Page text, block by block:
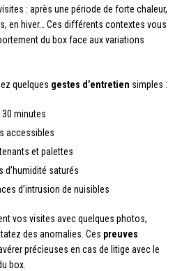
: après une période de forte chaleur,
en hiver… Ces différents contextes vous
du box face aux variations
quelques gestes d’entretien simples :
minutes
accessibles
et palettes
d’humidité saturés
d’intrusion de nuisibles
vos visites avec quelques photos,
des anomalies. Ces preuves
précieuses en cas de litige avec le
box.